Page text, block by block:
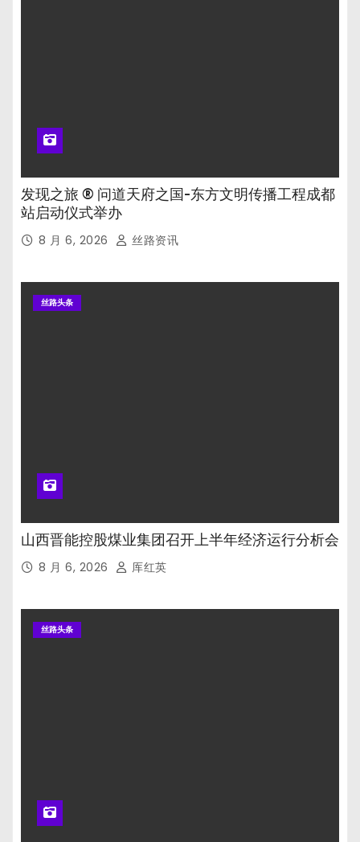
发现之旅 ® 问道天府之国-东方文明传播工程成都
站启动仪式举办
8 月 6, 2026 丝路资讯
丝路头条
山西晋能控股煤业集团召开上半年经济运行分析会
8 月 6, 2026 厍红英
丝路头条